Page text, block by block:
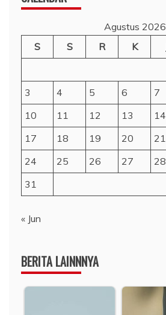
Agustus 2026
S
S R K
3
4 5 6 7
10
11 12 13 14
17
18 19 20 21
24
25 26 27 28
31
« Jun
BERITA LAINNNYA